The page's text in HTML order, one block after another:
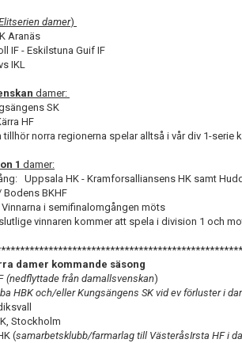
damer)
Aranäs
IF - Eskilstuna Guif IF
IKL
damer:
SK
HF
tillhör norra regionerna spelar alltså i vår div 1-serie
1 damer:
Uppsala HK - Kramforsalliansens HK samt
Bodens BKHF
i semifinalomgången möts
vinnaren kommer att spela i division 1 och
damer kommande säsong
(nedflyttade från damallsvenskan)
HBK och/eller Kungsängens SK vid ev förluster i
Stockholm
(samarbetsklubb/farmarlag till VästeråsIrsta HF i